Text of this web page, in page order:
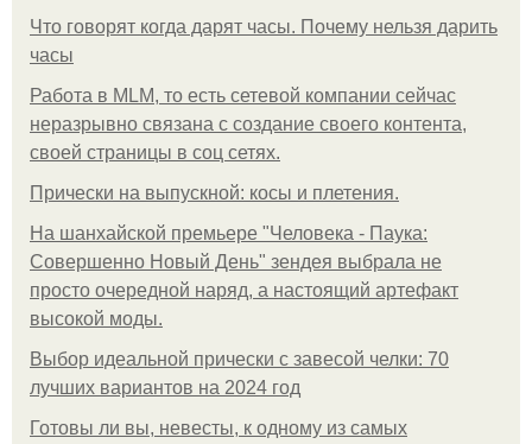
Что говорят когда дарят часы. Почему нельзя дарить
часы
Работа в MLM, то есть сетевой компании сейчас
неразрывно связана с создание своего контента,
своей страницы в соц сетях.
Прически на выпускной: косы и плетения.
На шанхайской премьере "Человека - Паука:
Совершенно Новый День" зендея выбрала не
просто очередной наряд, а настоящий артефакт
высокой моды.
Выбор идеальной прически с завесой челки: 70
лучших вариантов на 2024 год
Готовы ли вы, невесты, к одному из самых